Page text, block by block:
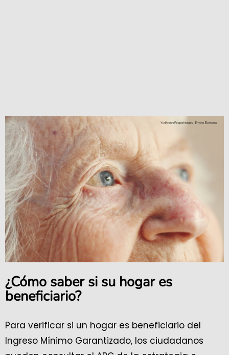
¿Cómo saber si su hogar es
beneficiario?
Para verificar si un hogar es beneficiario del
Ingreso Mínimo Garantizado, los ciudadanos